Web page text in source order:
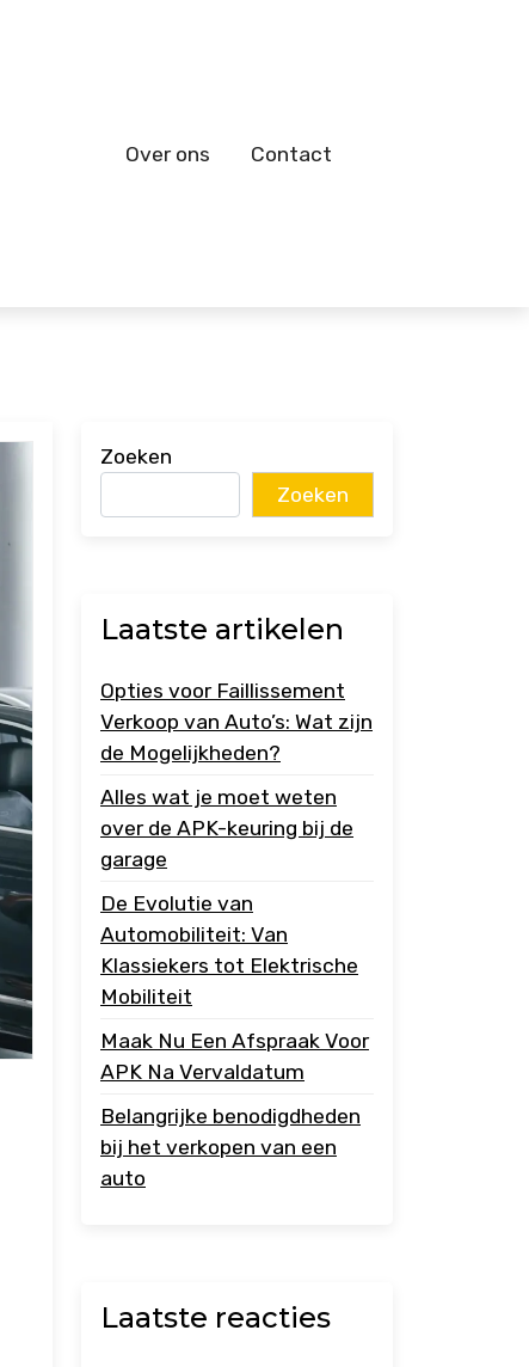
Over ons Contact
Zoeken
Zoeken
Laatste artikelen
Opties voor Faillissement
Verkoop van Auto’s: Wat zijn
de Mogelijkheden?
Alles wat je moet weten
over de APK-keuring bij de
garage
De Evolutie van
Automobiliteit: Van
Klassiekers tot Elektrische
Mobiliteit
Maak Nu Een Afspraak Voor
APK Na Vervaldatum
Belangrijke benodigdheden
bij het verkopen van een
auto
Laatste reacties